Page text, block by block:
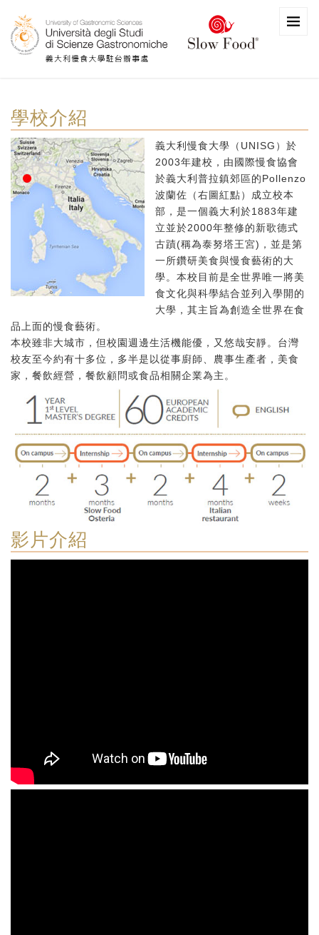
學校介紹
義大利慢食大學（UNISG）於
2003年建校，由國際慢食協會
於義大利普拉鎮郊區的Pollenzo
波蘭佐（右圖紅點）成立校本
部，是一個義大利於1883年建
立並於2000年整修的新歌德式
古蹟(稱為泰努塔王宮)，並是第
一所鑽研美食與慢食藝術的大
學。本校目前是全世界唯一將美
食文化與科學結合並列入學開的
大學，其主旨為創造全世界在食
品上面的慢食藝術。
本校雖非大城市，但校園週邊生活機能優，又悠哉安靜。台灣
校友至今約有十多位，多半是以從事廚師、農事生產者，美食
家，餐飲經營，餐飲顧問或食品相關企業為主。
影片介紹